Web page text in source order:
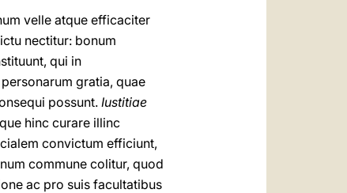
velle atque efficaciter
nectitur: bonum
qui in
gratia, quae
possunt. Iustitiae
hinc curare illinc
convictum efficiunt,
commune colitur, quod
ac pro suis facultatibus